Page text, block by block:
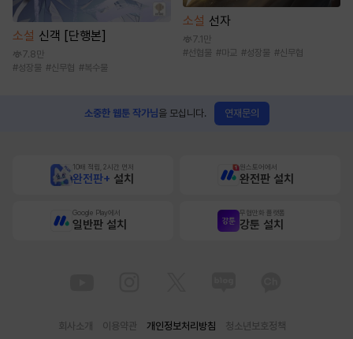
소설 신객 [단행본]
7.8만
#성장물 #신무협 #복수물
소설 선자
7.1만
#선협물 #마교 #성장물 #신무협
소중한 웹툰 작가님을 모십니다. 연재문의
10배 적립, 2시간 먼저
완전판+ 설치
원스토어에서
완전판 설치
Google Play에서
일반판 설치
무협만화 플랫폼
강툰 설치
회사소개 이용약관 개인정보처리방침 청소년보호정책